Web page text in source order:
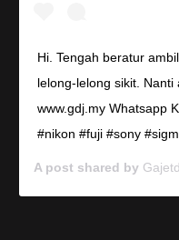
Hi. Tengah beratur
lelong-lelong sikit. Nanti
www.gdj.my Whatsapp
#nikon #fuji #sony
A post shared by